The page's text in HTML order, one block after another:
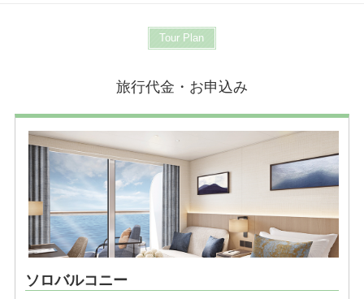
Tour Plan
旅行代金・お申込み
ソロバルコニー